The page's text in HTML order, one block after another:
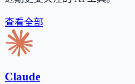
查看全部
Claude